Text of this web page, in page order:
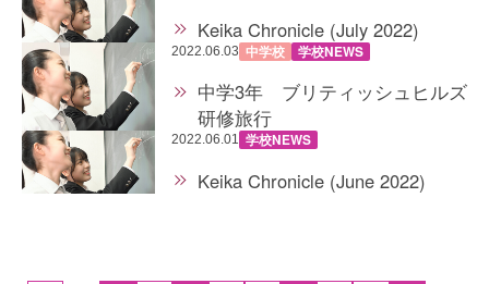
Keika Chronicle (July 2022)
2022.06.03 中学校 学校NEWS
中学3年 ブリティッシュヒルズ
研修旅行
2022.06.01 学校NEWS
Keika Chronicle (June 2022)